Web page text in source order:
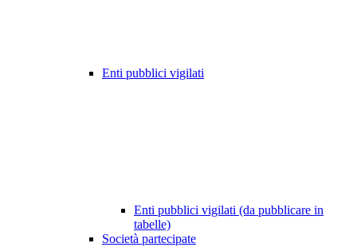
Enti pubblici vigilati
Enti pubblici vigilati (da pubblicare in
tabelle)
Società partecipate